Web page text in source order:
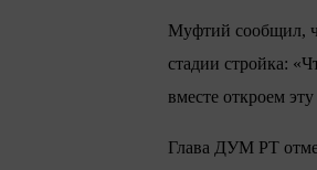
Муфтий сообщил,
стадии стройка:
вместе откроем
Глава ДУМ РТ